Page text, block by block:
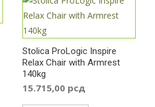
Stolica ProLogic Inspire
Relax Chair with Armrest
140kg
15.715,00 рсд